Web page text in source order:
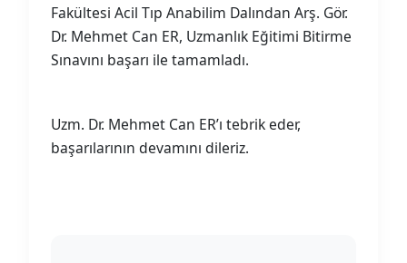
Fakültesi Acil Tıp Anabilim Dalından Arş. Gör.
Dr. Mehmet Can ER, Uzmanlık Eğitimi Bitirme
Sınavını başarı ile tamamladı.
Uzm. Dr. Mehmet Can ER’ı tebrik eder,
başarılarının devamını dileriz.